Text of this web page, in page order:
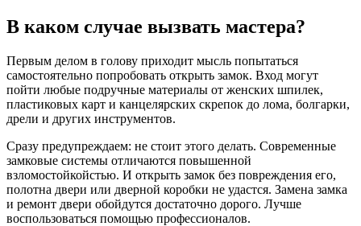
В каком случае вызвать мастера?
Первым делом в голову приходит мысль попытаться
самостоятельно попробовать открыть замок. Вход могут
пойти любые подручные материалы от женских шпилек,
пластиковых карт и канцелярских скрепок до лома, болгарки,
дрели и других инструментов.
Сразу предупреждаем: не стоит этого делать. Современные
замковые системы отличаются повышенной
взломостойкойстью. И открыть замок без повреждения его,
полотна двери или дверной коробки не удастся. Замена замка
и ремонт двери обойдутся достаточно дорого. Лучше
воспользоваться помощью профессионалов.